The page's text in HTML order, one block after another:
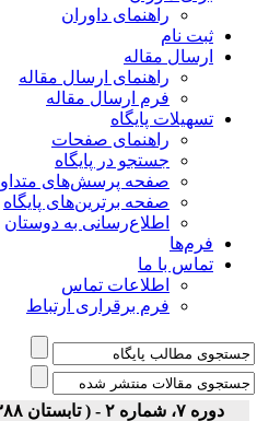
راهنمای داوران
ثبت نام
ارسال مقاله
راهنمای ارسال مقاله
فرم ارسال مقاله
تسهیلات پایگاه
راهنمای صفحات
جستجو در پایگاه
صفحه پرسش‌های متداول
صفحه برترین‌های پایگاه
اطلاع‌رسانی به دوستان
فرم‌ها
تماس با ما
اطلاعات تماس
فرم برقراری ارتباط
دوره ۷، شماره ۲ - ( تابستان ۱۳۸۸ )